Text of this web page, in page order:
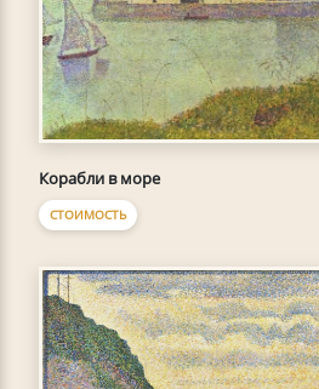
Корабли в море
СТОИМОСТЬ